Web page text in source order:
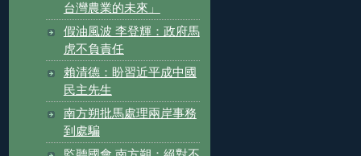
台灣農業的未來」
假油風波 李登輝：政府馬
虎不負責任
賴清德：盼習近平成中國
民主先生
南方朔批馬處理兩岸事務
到處騙